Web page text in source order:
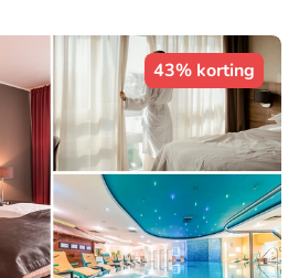
43% korting